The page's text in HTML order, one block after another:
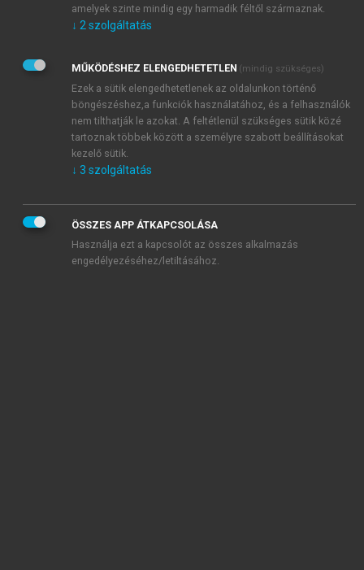
Kérek értesítést a MeRSZ újdonságairól, akcióiról.
Kérek értesítést az Akadémiai Kiadó Zrt. újdonságairól,
Adatkezelési tájékoztatóbanfoglaltakat tudomásul
veszem és elfogadom.
Általános vásárlási feltételeket, valamint a szotar.netés a
mersz.huoldalak licencszerződéseiben foglaltakat
tudomásul veszem és elfogadom.
KIPRÓBÁLOM
amelyek szinte mindig egy harmadik féltől származnak.
↓ 2 szolgáltatás
MŰKÖDÉSHEZ ELENGEDHETETLEN (mindig szükséges)
Ezek a sütik elengedhetetlenek az oldalunkon történő
böngészéshez,a funkciók használatához, és a felhasználók
nem tilthatják le azokat. A feltétlenül szükséges sütik közé
tartoznak többek között a személyre szabott beállításokat
kezelő sütik.
↓ 3 szolgáltatás
ÖSSZES APP ÁTKAPCSOLÁSA
Használja ezt a kapcsolót az összes alkalmazás
engedélyezéséhez/letiltásához.